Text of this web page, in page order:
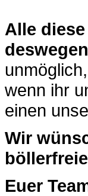
Alle
wenn ihr
einen
Wir
Euer